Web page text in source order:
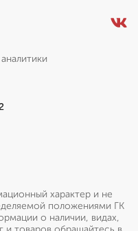
характер и не
положениями ГК
о наличии, видах,